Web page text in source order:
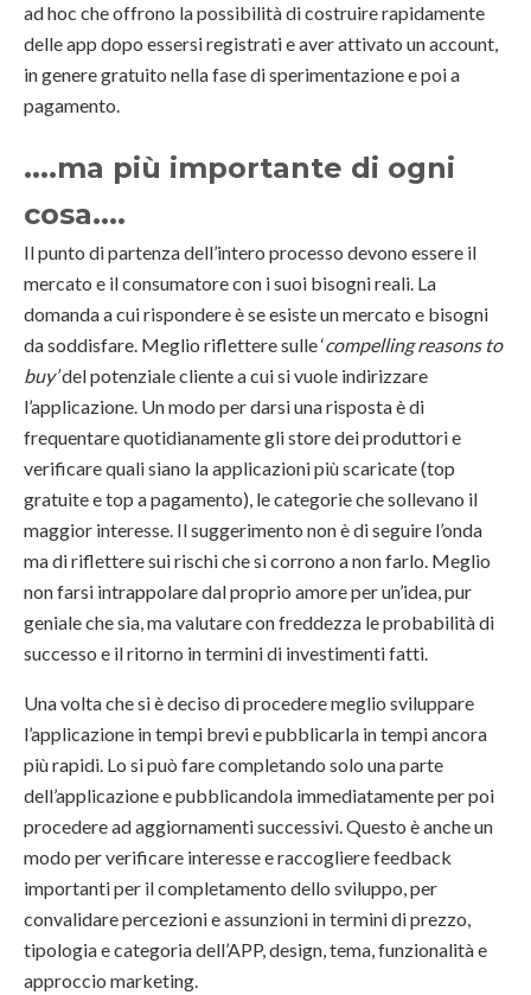
ad hoc che offrono la possibilità di costruire rapidamente
delle app dopo essersi registrati e aver attivato un account,
in genere gratuito nella fase di sperimentazione e poi a
pagamento.
....ma più importante di ogni
cosa....
Il punto di partenza dell’intero processo devono essere il
mercato e il consumatore con i suoi bisogni reali. La
domanda a cui rispondere è se esiste un mercato e bisogni
da soddisfare. Meglio riflettere sulle ‘compelling reasons to
buy’del potenziale cliente a cui si vuole indirizzare
l’applicazione. Un modo per darsi una risposta è di
frequentare quotidianamente gli store dei produttori e
verificare quali siano la applicazioni più scaricate (top
gratuite e top a pagamento), le categorie che sollevano il
maggior interesse. Il suggerimento non è di seguire l’onda
ma di riflettere sui rischi che si corrono a non farlo. Meglio
non farsi intrappolare dal proprio amore per un’idea, pur
geniale che sia, ma valutare con freddezza le probabilità di
successo e il ritorno in termini di investimenti fatti.
Una volta che si è deciso di procedere meglio sviluppare
l’applicazione in tempi brevi e pubblicarla in tempi ancora
più rapidi. Lo si può fare completando solo una parte
dell’applicazione e pubblicandola immediatamente per poi
procedere ad aggiornamenti successivi. Questo è anche un
modo per verificare interesse e raccogliere feedback
importanti per il completamento dello sviluppo, per
convalidare percezioni e assunzioni in termini di prezzo,
tipologia e categoria dell’APP, design, tema, funzionalità e
approccio marketing.